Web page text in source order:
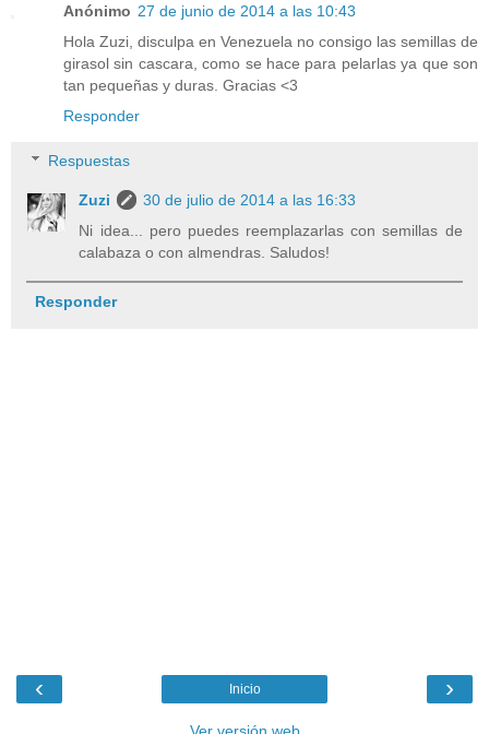
Anónimo 27 de junio de 2014 a las 10:43
Hola Zuzi, disculpa en Venezuela no consigo las semillas de
girasol sin cascara, como se hace para pelarlas ya que son
tan pequeñas y duras. Gracias <3
Responder
Respuestas
Zuzi
30 de julio de 2014 a las 16:33
Ni idea... pero puedes reemplazarlas con semillas de
calabaza o con almendras. Saludos!
Responder
‹ ›
Inicio